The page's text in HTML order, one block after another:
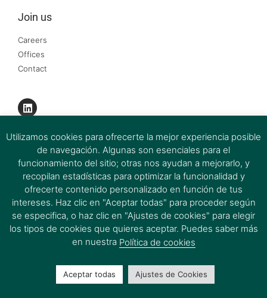
Join us
Careers
Offices
Contact
Ferrer & Ojeda Group 2026 © All rights reserved.
Utilizamos cookies para ofrecerte la mejor experiencia posible
de navegación. Algunas son esenciales para el
funcionamiento del sitio; otras nos ayudan a mejorarlo, y
recopilan estadísticas para optimizar la funcionalidad y
ofrecerte contenido personalizado en función de tus
intereses. Haz clic en "Aceptar todas" para proceder según
se especifica, o haz clic en "Ajustes de cookies" para elegir
los tipos de cookies que quieres aceptar. Puedes saber más
en nuestra Política de cookies
Aceptar todas Ajustes de Cookies